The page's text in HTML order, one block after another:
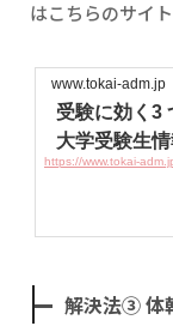
はこちらのサイ
www.tokai-adm.jp
受験に効く3
大学受験生
https://www.tokai-
解決法③ 体